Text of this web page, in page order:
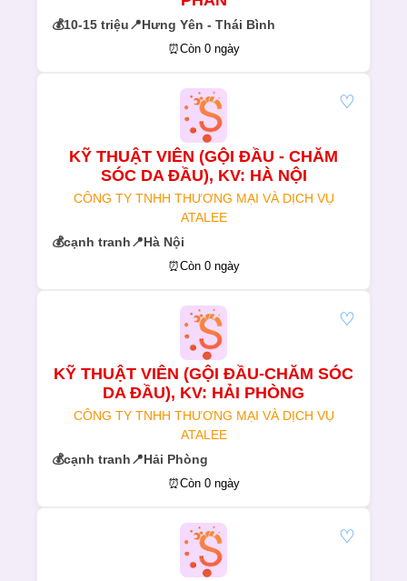
💰10-15 triệu📍Hưng Yên - Thái Bình
⏰Còn 0 ngày
KỸ THUẬT VIÊN (GỘI ĐẦU - CHĂM
SÓC DA ĐẦU), KV: HÀ NỘI
CÔNG TY TNHH THƯƠNG MẠI VÀ DỊCH VỤ
ATALEE
💰cạnh tranh📍Hà Nội
♡
⏰Còn 0 ngày
KỸ THUẬT VIÊN (GỘI ĐẦU-CHĂM SÓC
DA ĐẦU), KV: HẢI PHÒNG
CÔNG TY TNHH THƯƠNG MẠI VÀ DỊCH VỤ
ATALEE
💰cạnh tranh📍Hải Phòng
♡
⏰Còn 0 ngày
♡